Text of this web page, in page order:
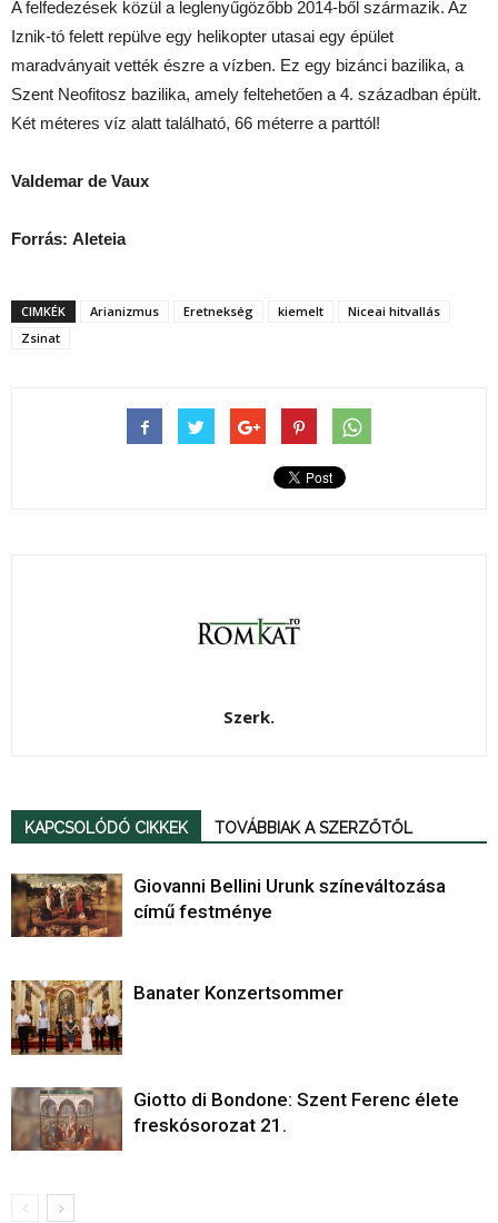
A felfedezések közül a leglenyűgözőbb 2014-ből származik. Az
Iznik-tó felett repülve egy helikopter utasai egy épület
maradványait vették észre a vízben. Ez egy bizánci bazilika, a
Szent Neofitosz bazilika, amely feltehetően a 4. században épült.
Két méteres víz alatt található, 66 méterre a parttól!
Valdemar de Vaux
Forrás: Aleteia
CIMKÉK Arianizmus Eretnekség kiemelt
Niceai hitvallás
Zsinat
Szerk.
KAPCSOLÓDÓ CIKKEK TOVÁBBIAK A SZERZŐTŐL
Giovanni Bellini Urunk színeváltozása
című festménye
Banater Konzertsommer
Giotto di Bondone: Szent Ferenc élete
freskósorozat 21.